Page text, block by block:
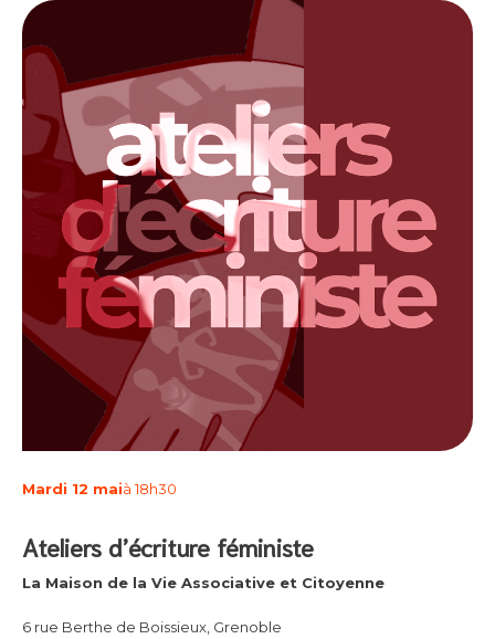
Mardi 12 maià 18h30
Ateliers d’écriture féministe
La Maison de la Vie Associative et Citoyenne
6 rue Berthe de Boissieux, Grenoble